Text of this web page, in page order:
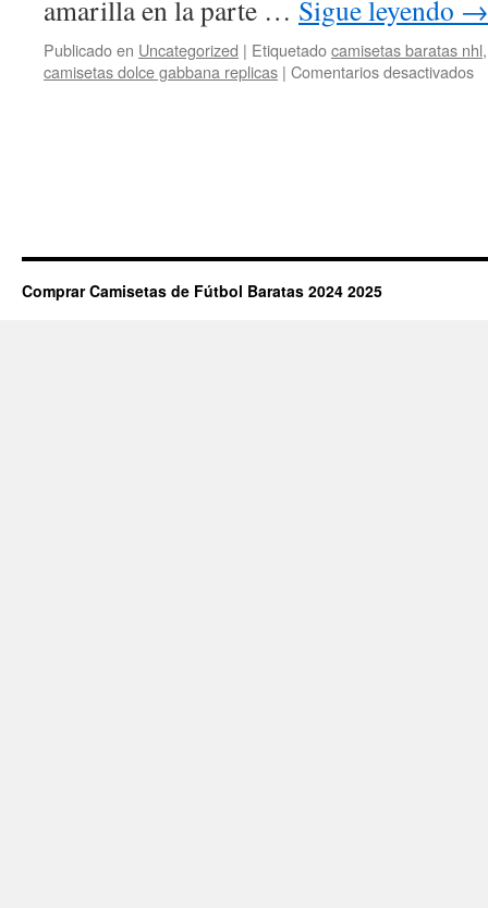
amarilla en la parte … Sigue leyendo →
Publicado en Uncategorized | Etiquetadocamisetas baratas nhl
camisetas dolce gabbana replicas | Comentarios desactivados
Comprar Camisetas de Fútbol Baratas 2024 2025